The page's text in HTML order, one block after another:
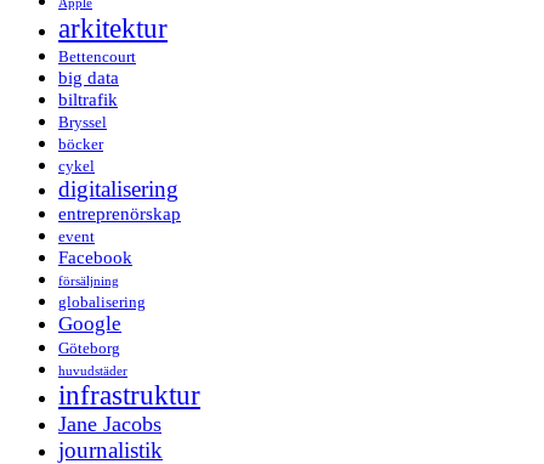
Apple
arkitektur
Bettencourt
big data
biltrafik
Bryssel
böcker
cykel
digitalisering
entreprenörskap
event
Facebook
försäljning
globalisering
Google
Göteborg
huvudstäder
infrastruktur
Jane Jacobs
journalistik